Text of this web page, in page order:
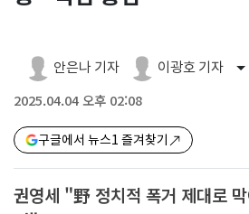
안은나 기자 이광호 기자
2025.04.04 오후 02:08
구글에서 뉴스1 즐겨찾기
권영세 "野 정치적 폭거 제대로